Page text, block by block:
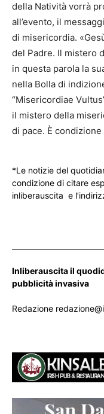
della Natività vorrà
all’evento, il
di misericordia.
del Padre. Il mistero
in questa parola la
nella Bolla di
“Misericordiae
il mistero della
di pace. È
*Le notizie del
condizione di citare
inliberauscita e
Inliberauscita il
pubblicità invasiva
Redazione